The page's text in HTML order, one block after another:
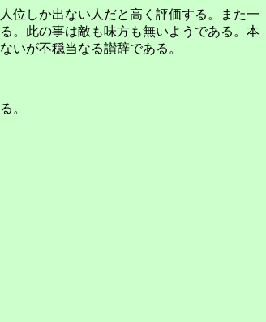
位しか出ない人だと高く評価する。また一
。此の事は敵も味方も無いようである。本
いが不穏当なる讃辞である。
。